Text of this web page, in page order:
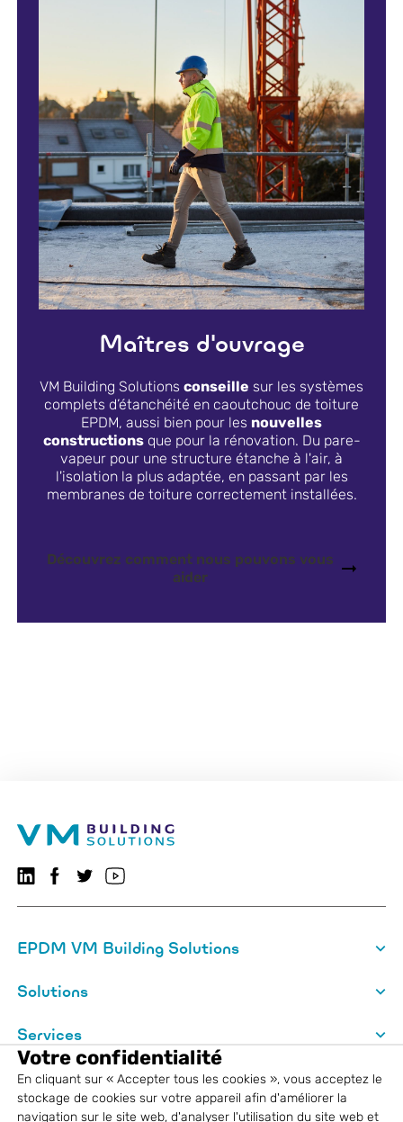
Maîtres d'ouvrage
VM Building Solutions conseille sur les systèmes
complets d’étanchéité en caoutchouc de toiture
EPDM, aussi bien pour les nouvelles
constructionsque pour la rénovation. Du pare-
vapeur pour une structure étanche à l'air, à
l'isolation la plus adaptée, en passant par les
membranes de toiture correctement installées.
Découvrez comment nous pouvons vous
aider
Suivez-nous sur LinkedIn
Suivez-nous sur Facebook
VMBSO.general.social.twitter.follow
Visitez notre chaîne YouTube
EPDM VM Building Solutions
Solutions
Services
A propos de VM Building Solutions
Votre confidentialité
En cliquant sur « Accepter tous les cookies », vous acceptez le
stockage de cookies sur votre appareil afin d'améliorer la
navigation sur le site web, d'analyser l'utilisation du site web et